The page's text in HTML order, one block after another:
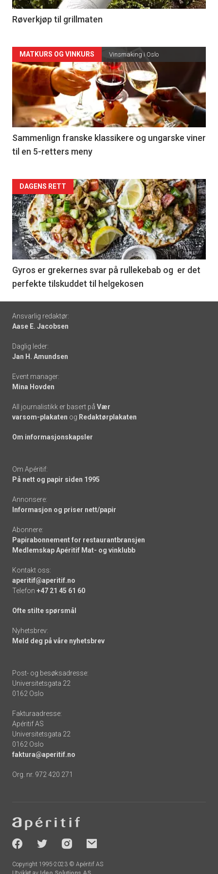
4
Røverkjøp til grillmaten
Forsiden
akkurat
nå
-
5
MATKURS OG VINKURS Vinsmaking i Oslo
Sammenlign franske klassikere og ungarske viner
til en 5-retters meny
Forsiden
akkurat
nå
-
6
DAGENS RETT
Gyros er grekernes svar på rullekebab og er det
perfekte tilskuddet til helgekosen
Footer
-
links
Ansvarlig redaktør:
Aase E. Jacobsen
Daglig leder:
Jan H. Amundsen
Event manager:
Mina Hovden
All journalistikk er basert på Vær
varsom-plakaten og Redaktørplakaten
Om informasjonskapsler
Om Apéritif:
På nett og papir siden 1995
Annonsere:
Informasjon og priser nett/papir
Abonnere:
Papirabonnement for restaurantbransjen
Medlemskap Apéritif Mat- og vinklubb
Kontakt oss:
aperitif@aperitif.no
Telefon +47 21 45 61 60
Ofte stilte spørsmål
Nyhetsbrev:
Meld deg på våre nyhetsbrev
Post- og besøksadresse:
Universitetsgata 22
0162 Oslo
Fakturaadresse:
Apéritif AS
Universitetsgata 22
0162 Oslo
faktura@aperitif.no
Org. nr. 972 420 271
-
socials
Copyright 1995-2023 © Apéritif AS